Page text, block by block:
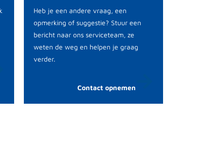
Heb je een andere vraag, een
opmerking of suggestie? Stuur een
bericht naar ons serviceteam, ze
weten de weg en helpen je graag
verder.
Contact opnemen